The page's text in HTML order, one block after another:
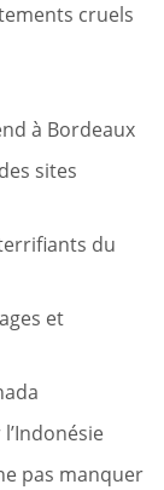
cruels
à Bordeaux
sites
du
et
pas manquer